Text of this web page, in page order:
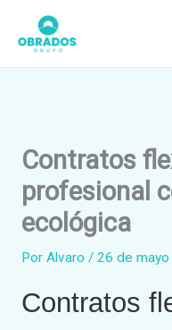
contenido
Contratos
profesional
ecológica
Por Alvaro / 26 de
Contratos